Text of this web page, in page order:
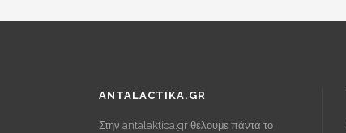
ANTALACTIKA.GR
Στην antalaktica.gr θέλουμε πάντα το